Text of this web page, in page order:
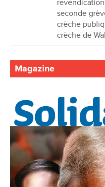
seconde
crèche
crèche de
Magazine